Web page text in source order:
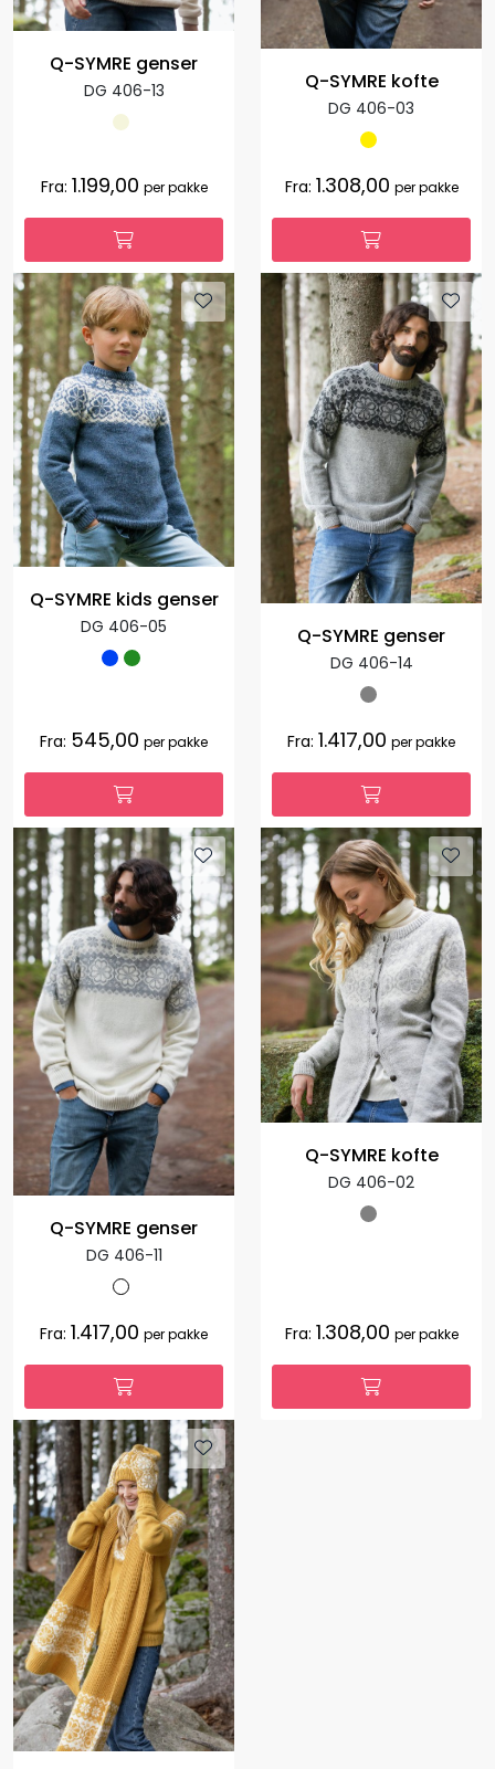
Q-SYMRE genser
DG 406-13
Fra: 1.199,00 per pakke
Q-SYMRE kofte
DG 406-03
Fra: 1.308,00 per pakke
Q-SYMRE kids genser
DG 406-05
Fra: 545,00 per pakke
Q-SYMRE genser
DG 406-14
Fra: 1.417,00 per pakke
Q-SYMRE genser
DG 406-11
Fra: 1.417,00 per pakke
Q-SYMRE kofte
DG 406-02
Fra: 1.308,00 per pakke